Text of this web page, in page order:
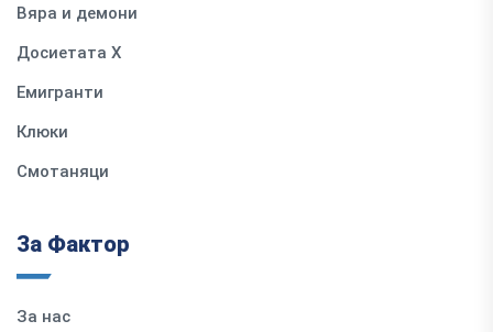
Вяра и демони
Досиетата Х
Емигранти
Клюки
Смотаняци
За Фактор
За нас